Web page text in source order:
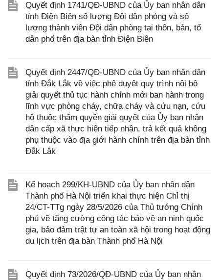
Quyết định 1741/QĐ-UBND của Ủy ban nhân dân
tỉnh Điện Biên số lượng Đội dân phòng và số
lượng thành viên Đội dân phòng tại thôn, bản, tổ
dân phố trên địa bàn tỉnh Điện Biên
Quyết định 2447/QĐ-UBND của Ủy ban nhân dân
tỉnh Đắk Lắk về việc phê duyệt quy trình nội bộ
giải quyết thủ tục hành chính mới ban hành trong
lĩnh vực phòng cháy, chữa cháy và cứu nạn, cứu
hộ thuộc thẩm quyền giải quyết của Ủy ban nhân
dân cấp xã thực hiện tiếp nhận, trả kết quả không
phụ thuộc vào địa giới hành chính trên địa bàn tỉnh
Đắk Lắk
Kế hoạch 299/KH-UBND của Ủy ban nhân dân
Thành phố Hà Nội triển khai thực hiện Chỉ thị
24/CT-TTg ngày 28/5/2026 của Thủ tướng Chính
phủ về tăng cường công tác bảo vệ an ninh quốc
gia, bảo đảm trật tự an toàn xã hội trong hoạt động
du lịch trên địa bàn Thành phố Hà Nội
Quyết định 73/2026/QĐ-UBND của Ủy ban nhân